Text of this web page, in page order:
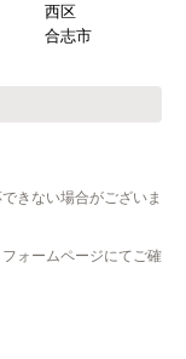
西区
合志市
きない場合がございま
ォームページにてご確